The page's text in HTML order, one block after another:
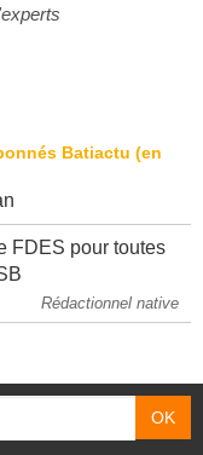
FDES pour toutes
Rédactionnel native